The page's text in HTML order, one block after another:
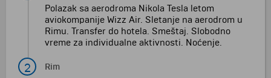
Polazak sa aerodroma Nikola Tesla letom
aviokompanije Wizz Air. Sletanje na aerodrom u
Rimu. Transfer do hotela. Smeštaj. Slobodno
vreme za individualne aktivnosti. Noćenje.
2 Rim